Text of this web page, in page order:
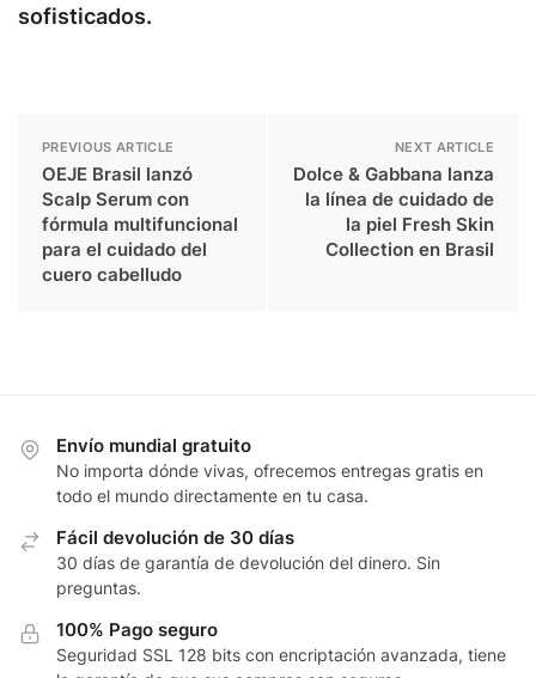
sofisticados.
PREVIOUS ARTICLE
OEJE Brasil lanzó
Scalp Serum con
fórmula multifuncional
para el cuidado del
cuero cabelludo
NEXT ARTICLE
Dolce & Gabbana lanza
la línea de cuidado de
la piel Fresh Skin
Collection en Brasil
Envío mundial gratuito
No importa dónde vivas, ofrecemos entregas gratis en
todo el mundo directamente en tu casa.
Fácil devolución de 30 días
30 días de garantía de devolución del dinero. Sin
preguntas.
100% Pago seguro
Seguridad SSL 128 bits con encriptación avanzada, tiene